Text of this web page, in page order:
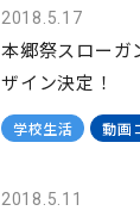
2018.5.17
本郷祭スローガ
ザイン決定！
学校生活 動画
2018.5.11